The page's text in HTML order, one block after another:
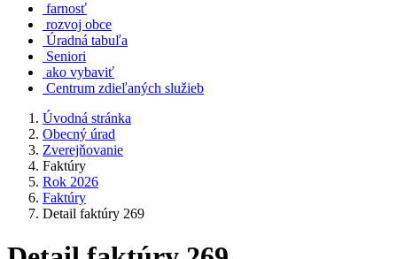
farnosť
rozvoj obce
Úradná tabuľa
Seniori
ako vybaviť
Centrum zdieľaných služieb
Úvodná stránka
Obecný úrad
Zverejňovanie
Faktúry
Rok 2026
Faktúry
Detail faktúry 269